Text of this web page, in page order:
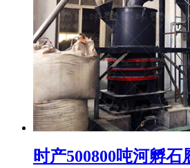
时产500800吨河孵